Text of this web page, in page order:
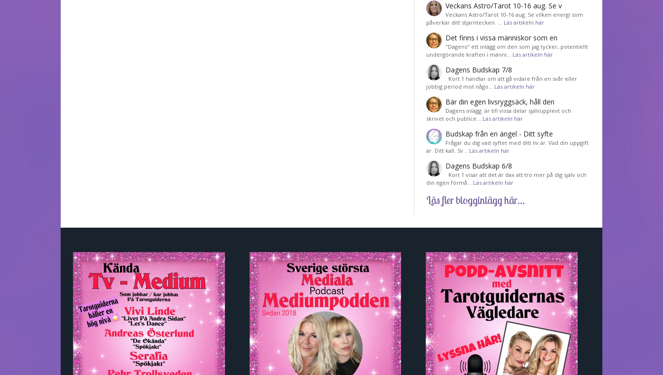
Veckans Astro/Tarot 10-16 aug. Se v
Veckans Astro/Tarot 10-16 aug. Se vilken energi som
påverkar ditt stjärntecken. … Läs artikeln här
Det finns i vissa människor som en
"Dagens" ett inlägg om den som jag tycker, potentiellt
undergörande kraften i männi… Läs artikeln här
Dagens Budskap 7/8
Kort 1 handlar om att gå vidare från en svår eller
jobbig period mot någo… Läs artikeln här
Bär din egen livsryggsäck, håll den
Dagens inlägg är till vissa delar självupplevt och
skrivet och publice… Läs artikeln här
Budskap från en ängel - Ditt syfte
Frågar du dig vad syftet med ditt liv är. Vad din uppgift
är. Ditt kall. Sv… Läs artikeln här
Dagens Budskap 6/8
Kort 1 visar att det är dax att tro mer på dig själv och
din egen förmå… Läs artikeln här
Läs fler blogginlägg här...